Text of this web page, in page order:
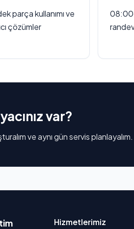
parça kullanımı ve
çözümler
var?
ve aynı gün servis planlayalım.
Hizmetlerimiz